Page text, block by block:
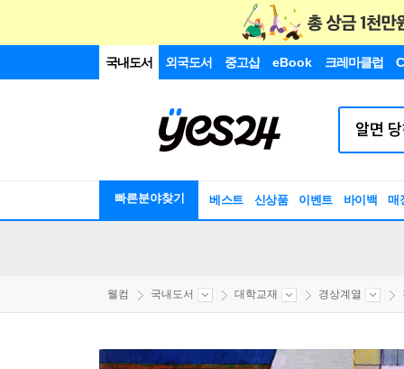
국내도서 외국도서 중고샵 eBook 크레마클럽
빠른분야찾기 베스트 신상품 이벤트 바이백 매
웰컴 국내도서 대학교재 경상계열